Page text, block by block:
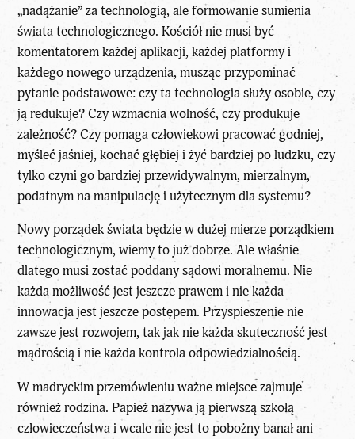
„nadążanie” za technologią, ale formowanie sumienia
świata technologicznego. Kościół nie musi być
komentatorem każdej aplikacji, każdej platformy i
każdego nowego urządzenia, musząc przypominać
pytanie podstawowe: czy ta technologia służy osobie, czy
ją redukuje? Czy wzmacnia wolność, czy produkuje
zależność? Czy pomaga człowiekowi pracować godniej,
myśleć jaśniej, kochać głębiej i żyć bardziej po ludzku, czy
tylko czyni go bardziej przewidywalnym, mierzalnym,
podatnym na manipulację i użytecznym dla systemu?
Nowy porządek świata będzie w dużej mierze porządkiem
technologicznym, wiemy to już dobrze. Ale właśnie
dlatego musi zostać poddany sądowi moralnemu. Nie
każda możliwość jest jeszcze prawem i nie każda
innowacja jest jeszcze postępem. Przyspieszenie nie
zawsze jest rozwojem, tak jak nie każda skuteczność jest
mądrością i nie każda kontrola odpowiedzialnością.
W madryckim przemówieniu ważne miejsce zajmuje
również rodzina. Papież nazywa ją pierwszą szkołą
człowieczeństwa i wcale nie jest to pobożny banał ani